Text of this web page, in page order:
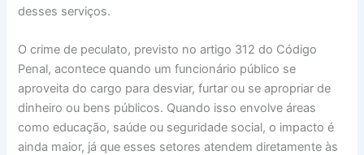
desses serviços.
O crime de peculato, previsto no artigo 312 do Código
Penal, acontece quando um funcionário público se
aproveita do cargo para desviar, furtar ou se apropriar de
dinheiro ou bens públicos. Quando isso envolve áreas
como educação, saúde ou seguridade social, o impacto é
ainda maior, já que esses setores atendem diretamente às